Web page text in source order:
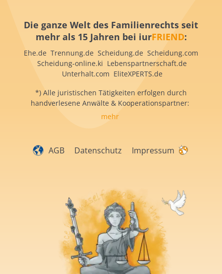
Die ganze Welt des Familienrechts seit
mehr als 15 Jahren bei iurFRIEND:
Ehe.de Trennung.de Scheidung.de Scheidung.com
Scheidung-online.ki Lebenspartnerschaft.de
Unterhalt.com EliteXPERTS.de
*) Alle juristischen Tätigkeiten erfolgen durch
handverlesene Anwälte & Kooperationspartner:
mehr
AGB Datenschutz Impressum